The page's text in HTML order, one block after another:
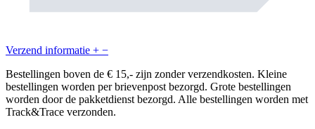
Verzend informatie + −
Bestellingen boven de € 15,- zijn zonder verzendkosten. Kleine
bestellingen worden per brievenpost bezorgd. Grote bestellingen
worden door de pakketdienst bezorgd. Alle bestellingen worden met
Track&Trace verzonden.